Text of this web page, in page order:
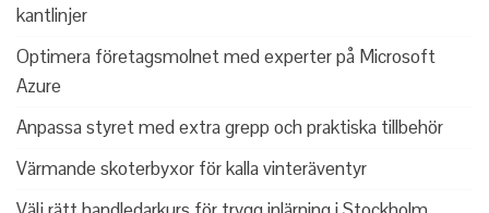
kantlinjer
Optimera företagsmolnet med experter på Microsoft
Azure
Anpassa styret med extra grepp och praktiska tillbehör
Värmande skoterbyxor för kalla vinteräventyr